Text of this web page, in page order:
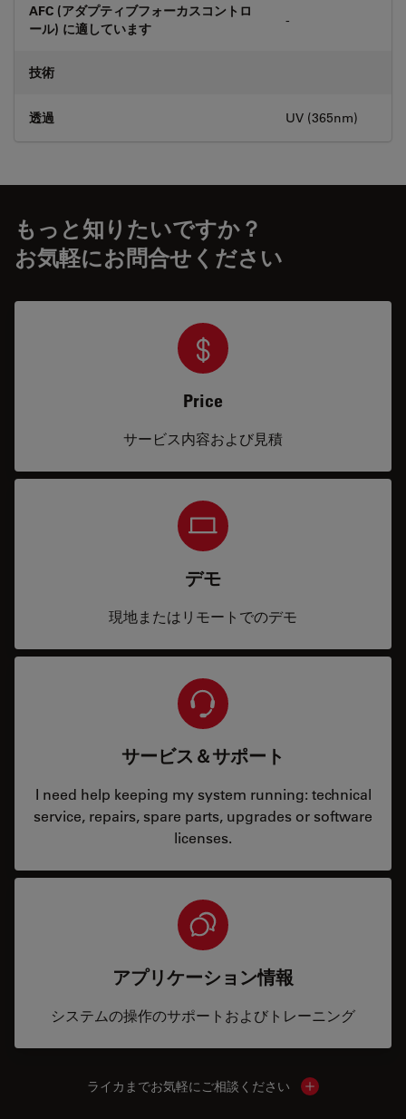
AFC (アダプティブフォーカスコントロ
ール) に適しています
-
技術
透過 UV (365nm)
もっと知りたいですか？
お気軽にお問合せください
Price
サービス内容および見積
デモ
現地またはリモートでのデモ
サービス＆サポート
I need help keeping my system running: technical
service, repairs, spare parts, upgrades or software
licenses.
アプリケーション情報
システムの操作のサポートおよびトレーニング
ライカまでお気軽にご相談ください Show local